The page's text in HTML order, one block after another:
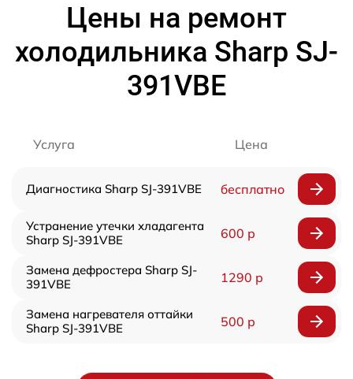
Цены на ремонт
холодильника Sharp SJ-
391VBE
Услуга Цена
Диагностика Sharp SJ-391VBE бесплатно
Устранение утечки хладагента
Sharp SJ-391VBE
600 р
Замена дефростера Sharp SJ-
391VBE
1290 р
Замена нагревателя оттайки
Sharp SJ-391VBE
500 р